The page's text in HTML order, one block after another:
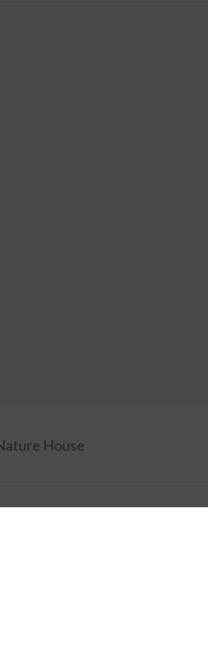
House